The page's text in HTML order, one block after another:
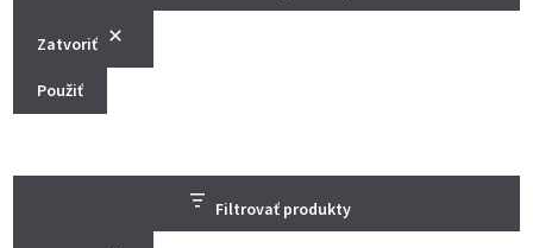
Zatvoriť
Použiť
Filtrovať produkty